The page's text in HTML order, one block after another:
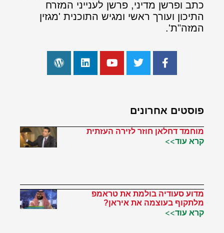
כתב ופרשן מדיני, פרשן לענייני המזרח
התיכון ועורך ראשי ומגיש התוכנית 'מגזין
המזה"ת'.
פוסטים אחרונים
מוחמד דחלאן חוזר לזירה העזתית
קרא עוד>>
מדוע סעודיה בולמת את טראמפ
מלתקוף בעוצמה את איראן?
קרא עוד>>